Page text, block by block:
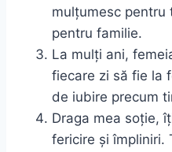
mulțumesc pentru
pentru familie.
La mulți ani,
fiecare zi să fie la
de iubire precum
Draga mea soție,
fericire și împliniri.